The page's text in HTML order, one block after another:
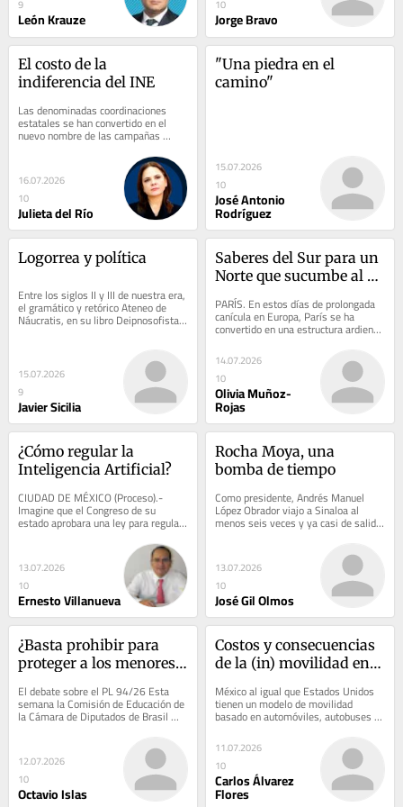
9
León Krauze
10
Jorge Bravo
El costo de la
indiferencia del INE
Las denominadas coordinaciones
estatales se han convertido en el
nuevo nombre de las campañas
anticipadas. Bajo esa figura en
16.07.2026
10
Julieta del Río
"Una piedra en el
camino"
15.07.2026
10
José Antonio
Rodríguez
Logorrea y política
Entre los siglos II y III de nuestra era,
el gramático y retórico Ateneo de
Náucratis, en su libro Deipnosofistas
(El banquete de los eruditos)...
15.07.2026
9
Javier Sicilia
Saberes del Sur para un
Norte que sucumbe al
PARÍS. En estos días de prolongada
canícula en Europa, París se ha
convertido en una estructura ardiente
de...
14.07.2026
10
Olivia Muñoz-
Rojas
¿Cómo regular la
Inteligencia Artificial?
CIUDAD DE MÉXICO (Proceso).-
Imagine que el Congreso de su
estado aprobara una ley para regular
la televisión que usted ve en casa.
13.07.2026
10
Ernesto Villanueva
Rocha Moya, una
bomba de tiempo
Como presidente, Andrés Manuel
López Obrador viajo a Sinaloa al
menos seis veces y ya casi de salida,
en agosto de 2024, llevó a Claudia
13.07.2026
10
José Gil Olmos
¿Basta prohibir para
proteger a los menores
debate en Brasil
El debate sobre el PL 94/26 Esta
semana la Comisión de Educación de
la Cámara de Diputados de Brasil
debatió el Proyecto de Ley 94/26,
12.07.2026
10
Octavio Islas
Costos y consecuencias
de la (in) movilidad en
México al igual que Estados Unidos
tienen un modelo de movilidad
basado en automóviles, autobuses
de pasajeros, camionetas, camiones
y...
11.07.2026
10
Carlos Álvarez
Flores